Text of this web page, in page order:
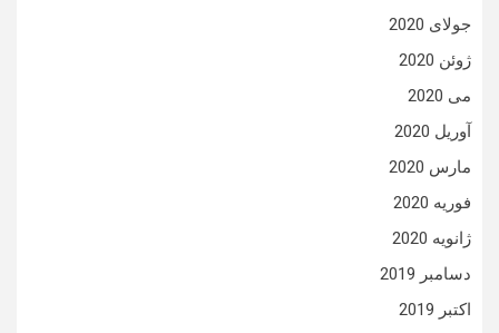
جولای 2020
ژوئن 2020
می 2020
آوریل 2020
مارس 2020
فوریه 2020
ژانویه 2020
دسامبر 2019
اکتبر 2019